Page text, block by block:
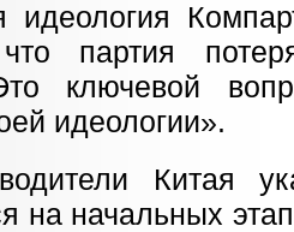
партия
ключевой
идеологии».
Китая
на начальных